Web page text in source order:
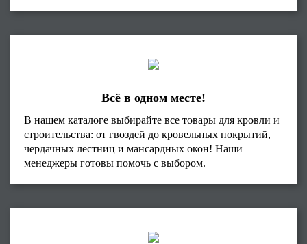
Всё в одном месте!
В нашем каталоге выбирайте все товары для кровли и
строительства: от гвоздей до кровельных покрытий,
чердачных лестниц и мансардных окон! Наши
менеджеры готовы помочь с выбором.